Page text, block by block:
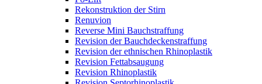
Rekonstruktion der Stirn
Renuvion
Reverse Mini Bauchstraffung
Revision der Bauchdeckenstraffung
Revision der ethnischen Rhinoplastik
Revision Fettabsaugung
Revision Rhinoplastik